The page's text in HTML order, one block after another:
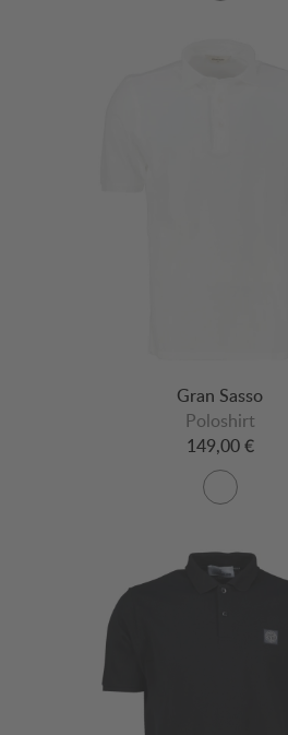
Gran Sasso
Poloshirt
149,00 €